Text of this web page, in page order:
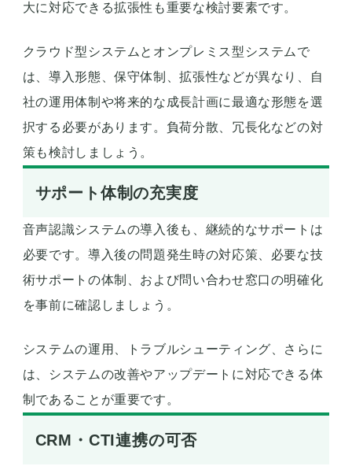
大に対応できる拡張性も重要な検討要素です。
クラウド型システムとオンプレミス型システムで
は、導入形態、保守体制、拡張性などが異なり、自
社の運用体制や将来的な成長計画に最適な形態を選
択する必要があります。負荷分散、冗長化などの対
策も検討しましょう。
サポート体制の充実度
音声認識システムの導入後も、継続的なサポートは
必要です。導入後の問題発生時の対応策、必要な技
術サポートの体制、および問い合わせ窓口の明確化
を事前に確認しましょう。
システムの運用、トラブルシューティング、さらに
は、システムの改善やアップデートに対応できる体
制であることが重要です。
CRM・CTI連携の可否